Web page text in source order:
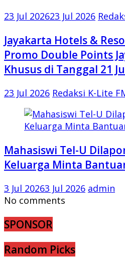
23 Jul 202623 Jul 2026
Jayakarta Hotels &
Promo Double Points
Khusus di Tanggal 21
23 Jul 2026 Redaksi K-Lite
Mahasiswi Tel-U
Keluarga Minta
3 Jul 20263 Jul 2026 admin
No comments
SPONSOR
Random Picks